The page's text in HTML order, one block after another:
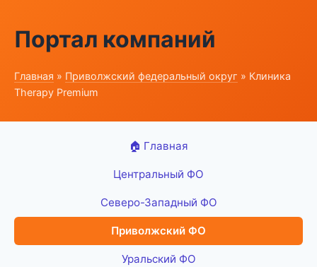
Портал компаний
Главная » Приволжский федеральный округ » Клиника
Therapy Premium
🏠 Главная
Центральный ФО
Северо-Западный ФО
Приволжский ФО
Уральский ФО